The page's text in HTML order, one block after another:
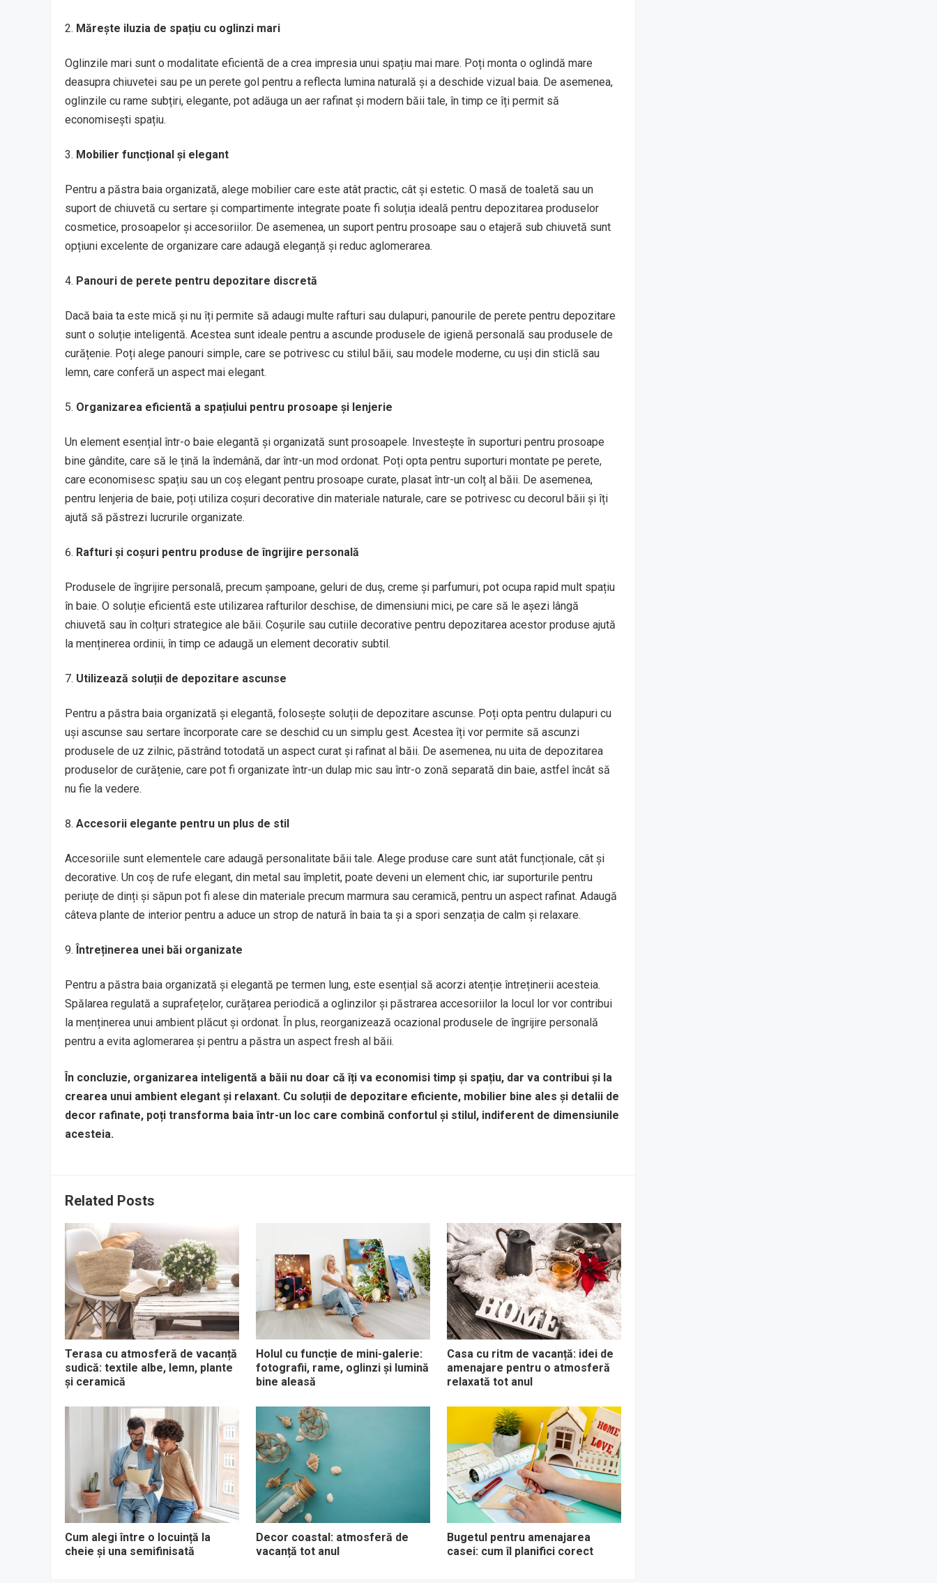
Mărește iluzia de spațiu cu oglinzi mari
Oglinzile mari sunt o modalitate eficientă de a crea impresia unui spațiu mai mare. Poți monta o oglindă mare
deasupra chiuvetei sau pe un perete gol pentru a reflecta lumina naturală și a deschide vizual baia. De asemenea,
oglinzile cu rame subțiri, elegante, pot adăuga un aer rafinat și modern băii tale, în timp ce îți permit să
economisești spațiu.
Mobilier funcțional și elegant
Pentru a păstra baia organizată, alege mobilier care este atât practic, cât și estetic. O masă de toaletă sau un
suport de chiuvetă cu sertare și compartimente integrate poate fi soluția ideală pentru depozitarea produselor
cosmetice, prosoapelor și accesoriilor. De asemenea, un suport pentru prosoape sau o etajeră sub chiuvetă sunt
opțiuni excelente de organizare care adaugă eleganță și reduc aglomerarea.
Panouri de perete pentru depozitare discretă
Dacă baia ta este mică și nu îți permite să adaugi multe rafturi sau dulapuri, panourile de perete pentru depozitare
sunt o soluție inteligentă. Acestea sunt ideale pentru a ascunde produsele de igienă personală sau produsele de
curățenie. Poți alege panouri simple, care se potrivesc cu stilul băii, sau modele moderne, cu uși din sticlă sau
lemn, care conferă un aspect mai elegant.
Organizarea eficientă a spațiului pentru prosoape și lenjerie
Un element esențial într-o baie elegantă și organizată sunt prosoapele. Investește în suporturi pentru prosoape
bine gândite, care să le țină la îndemână, dar într-un mod ordonat. Poți opta pentru suporturi montate pe perete,
care economisesc spațiu sau un coș elegant pentru prosoape curate, plasat într-un colț al băii. De asemenea,
pentru lenjeria de baie, poți utiliza coșuri decorative din materiale naturale, care se potrivesc cu decorul băii și îți
ajută să păstrezi lucrurile organizate.
Rafturi și coșuri pentru produse de îngrijire personală
Produsele de îngrijire personală, precum șampoane, geluri de duș, creme și parfumuri, pot ocupa rapid mult spațiu
în baie. O soluție eficientă este utilizarea rafturilor deschise, de dimensiuni mici, pe care să le așezi lângă
chiuvetă sau în colțuri strategice ale băii. Coșurile sau cutiile decorative pentru depozitarea acestor produse ajută
la menținerea ordinii, în timp ce adaugă un element decorativ subtil.
Utilizează soluții de depozitare ascunse
Pentru a păstra baia organizată și elegantă, folosește soluții de depozitare ascunse. Poți opta pentru dulapuri cu
uși ascunse sau sertare încorporate care se deschid cu un simplu gest. Acestea îți vor permite să ascunzi
produsele de uz zilnic, păstrând totodată un aspect curat și rafinat al băii. De asemenea, nu uita de depozitarea
produselor de curățenie, care pot fi organizate într-un dulap mic sau într-o zonă separată din baie, astfel încât să
nu fie la vedere.
Accesorii elegante pentru un plus de stil
Accesoriile sunt elementele care adaugă personalitate băii tale. Alege produse care sunt atât funcționale, cât și
decorative. Un coș de rufe elegant, din metal sau împletit, poate deveni un element chic, iar suporturile pentru
periuțe de dinți și săpun pot fi alese din materiale precum marmura sau ceramică, pentru un aspect rafinat. Adaugă
câteva plante de interior pentru a aduce un strop de natură în baia ta și a spori senzația de calm și relaxare.
Întreținerea unei băi organizate
Pentru a păstra baia organizată și elegantă pe termen lung, este esențial să acorzi atenție întreținerii acesteia.
Spălarea regulată a suprafețelor, curățarea periodică a oglinzilor și păstrarea accesoriilor la locul lor vor contribui
la menținerea unui ambient plăcut și ordonat. În plus, reorganizează ocazional produsele de îngrijire personală
pentru a evita aglomerarea și pentru a păstra un aspect fresh al băii.
În concluzie, organizarea inteligentă a băii nu doar că îți va economisi timp și spațiu, dar va contribui și la
crearea unui ambient elegant și relaxant. Cu soluții de depozitare eficiente, mobilier bine ales și detalii de
decor rafinate, poți transforma baia într-un loc care combină confortul și stilul, indiferent de dimensiunile
acesteia.
Related Posts
Terasa cu atmosferă de vacanță
sudică: textile albe, lemn, plante
și ceramică
Holul cu funcție de mini-galerie:
fotografii, rame, oglinzi și lumină
bine aleasă
Casa cu ritm de vacanță: idei de
amenajare pentru o atmosferă
relaxată tot anul
Cum alegi între o locuință la
cheie și una semifinisată
Decor coastal: atmosferă de
vacanță tot anul
Bugetul pentru amenajarea
casei: cum îl planifici corect